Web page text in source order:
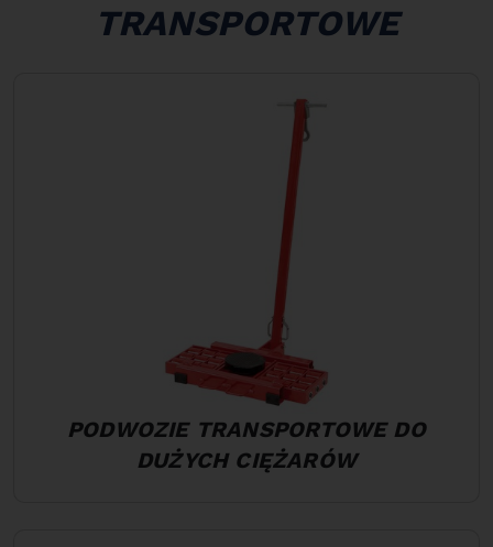
TRANSPORTOWE
PODWOZIE TRANSPORTOWE DO
DUŻYCH CIĘŻARÓW